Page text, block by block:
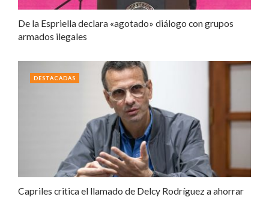
De la Espriella declara «agotado» diálogo con grupos
armados ilegales
Capriles critica el llamado de Delcy Rodríguez a ahorrar
DESTACADAS